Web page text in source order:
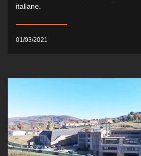
italiane.
01/03/2021